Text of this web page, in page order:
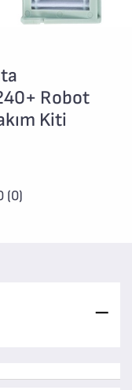
Robot
Kiti
(0)